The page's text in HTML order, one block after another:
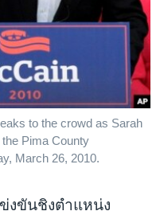
to the crowd as Sarah
Pima County
March 26, 2010.
งขันชิงตำแหน่ง